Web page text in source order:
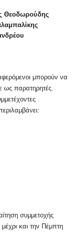
Θεοδωρούδης
μπορούν να
ως παρατηρητές.
συμμετοχής
μέχρι και την Πέμπτη